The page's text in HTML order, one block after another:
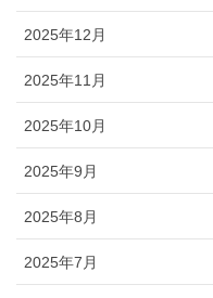
2025年12月
2025年11月
2025年10月
2025年9月
2025年8月
2025年7月